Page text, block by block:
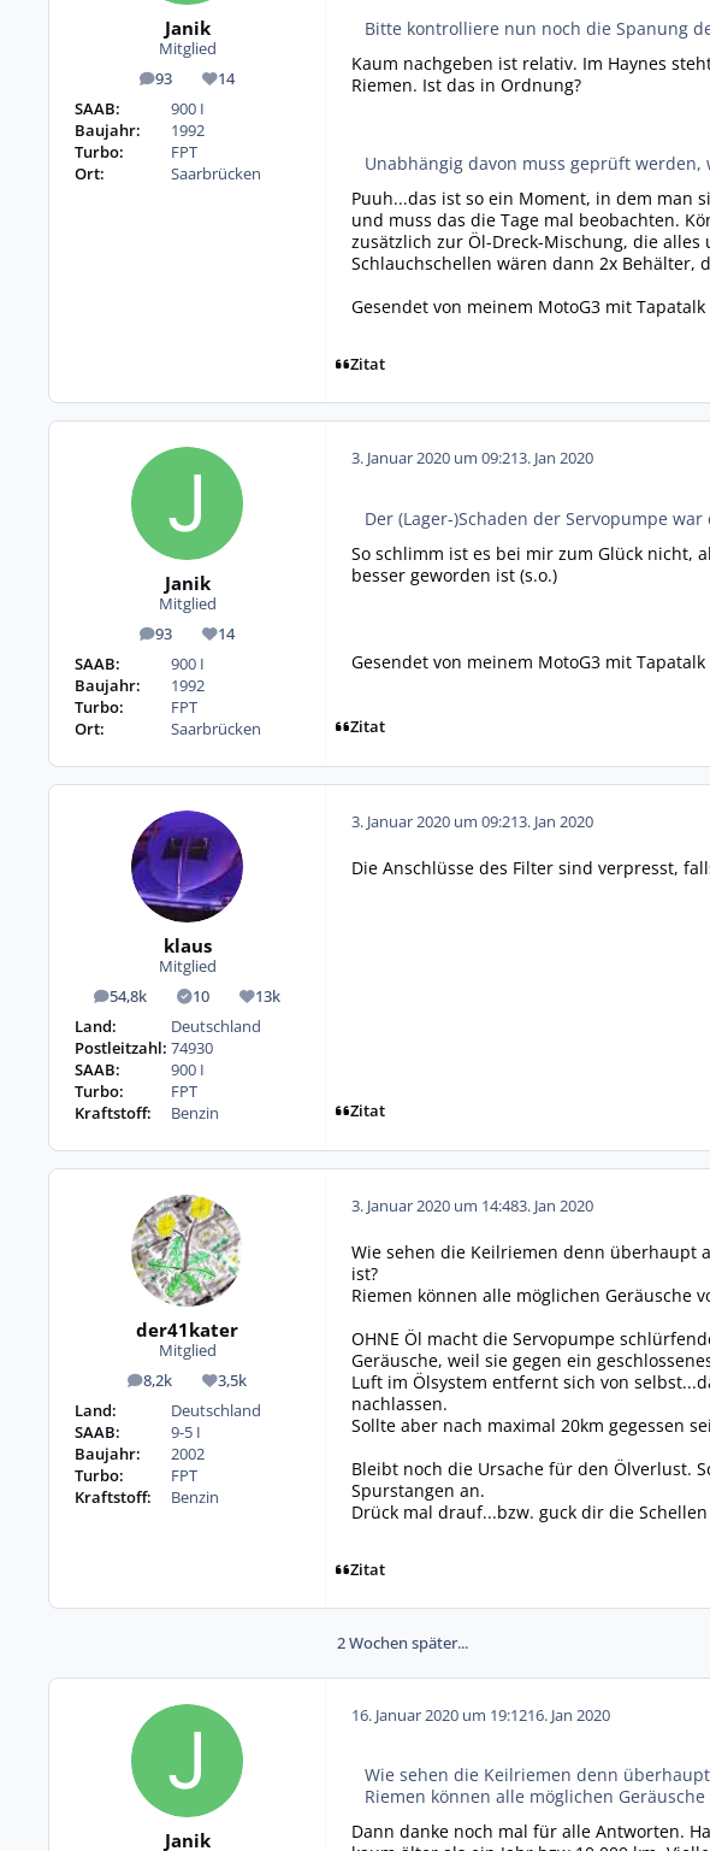
Janik
Mitglied
93
Beiträge 14
Reputation
SAAB:
900 I
Baujahr:
1992
Turbo:
FPT
Ort:
Saarbrücken
Bitte kontrolliere nun noch die Spanung
Kaum nachgeben ist relativ. Im Haynes
Riemen. Ist das in Ordnung?
Unabhängig davon muss geprüft
Puuh...das ist so ein Moment, in dem man
und muss das die Tage mal beobachten.
zusätzlich zur Öl-Dreck-Mischung, die
Schlauchschellen wären dann 2x Behälter,
Gesendet von meinem MotoG3 mit Tapatalk
Zitat
Janik
Mitglied
93
Beiträge 14
Reputation
SAAB:
900 I
Baujahr:
1992
Turbo:
FPT
Ort:
Saarbrücken
3. Januar 2020 um 09:213. Jan 2020
Der (Lager-)Schaden der Servopumpe
So schlimm ist es bei mir zum Glück nicht,
besser geworden ist (s.o.)
Gesendet von meinem MotoG3 mit Tapatalk
Zitat
klaus
Mitglied
54,8k
Beiträge 10
Lösungen13k
Reputation
Land:
Deutschland
Postleitzahl: 74930
SAAB:
900 I
Turbo:
FPT
Kraftstoff:
Benzin
3. Januar 2020 um 09:213. Jan 2020
Die Anschlüsse des Filter sind verpresst,
Zitat
der41kater
Mitglied
8,2k
Beiträge 3,5k
Reputation
Land:
Deutschland
SAAB:
9-5 I
Baujahr:
2002
Turbo:
FPT
Kraftstoff:
Benzin
3. Januar 2020 um 14:483. Jan 2020
Wie sehen die Keilriemen denn überhaupt
ist?
Riemen können alle möglichen Geräusche
OHNE Öl macht die Servopumpe
Geräusche, weil sie gegen ein
Luft im Ölsystem entfernt sich von
nachlassen.
Sollte aber nach maximal 20km gegessen
Bleibt noch die Ursache für den Ölverlust.
Spurstangen an.
Drück mal drauf...bzw. guck dir die
Zitat
2 Wochen später...
Janik
16. Januar 2020 um 19:1216. Jan 2020
Wie sehen die Keilriemen denn
Riemen können alle möglichen
Dann danke noch mal für alle Antworten.